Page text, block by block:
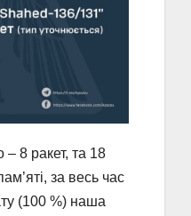
8 ракет, та 18
за весь час
(100 %) наша